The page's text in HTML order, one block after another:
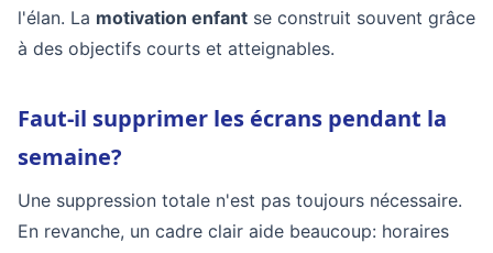
l'élan. La motivation enfant se construit souvent grâce
à des objectifs courts et atteignables.
Faut-il supprimer les écrans pendant la
semaine?
Une suppression totale n'est pas toujours nécessaire.
En revanche, un cadre clair aide beaucoup: horaires